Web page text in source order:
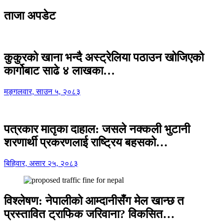
ताजा अपडेट
कुकुरको खाना भन्दै अस्ट्रेलिया पठाउन खोजिएको
कार्गोबाट साढे ४ लाखका…
मङ्गलवार, साउन ५, २०८३
पत्रकार मातृका दाहाल: जसले नक्कली भुटानी
शरणार्थी प्रकरणलाई राष्ट्रिय बहसको…
बिहिवार, असार २५, २०८३
विश्लेषण: नेपालीको आम्दानीसँग मेल खान्छ त
प्रस्तावित ट्राफिक जरिवाना? विकसित…